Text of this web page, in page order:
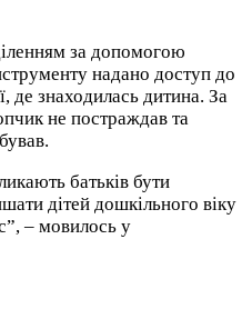
за допомогою
надано доступ до
де знаходилась дитина. За
не постраждав та
батьків бути
дітей дошкільного віку
– мовилось у